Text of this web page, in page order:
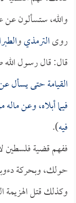
والله، ستسألون
روىالترمذيو
قال: قال رسول
القيامة حتى يسأل
فيما أبلاه، وعن
فيه).
ففهم قضية فلسطين
حولك، وبحركة
وكذلك قتل الهزيمة